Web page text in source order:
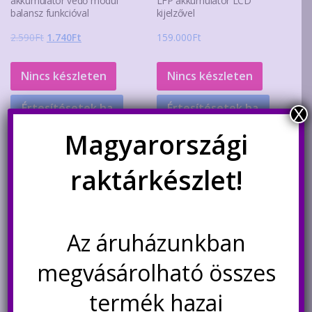
balansz funkcióval
2.590Ft Original
was:
2.590Ft.
1.740Ft
is:
1.740Ft.
Nincs készleten
Értesítésetek ha
kijelzővel
159.000Ft
Nincs készleten
Értesítésetek ha
Akció!
Magyarországi
raktárkészlet!
Az áruházunkban
megvásárolható összes
termék hazai
X